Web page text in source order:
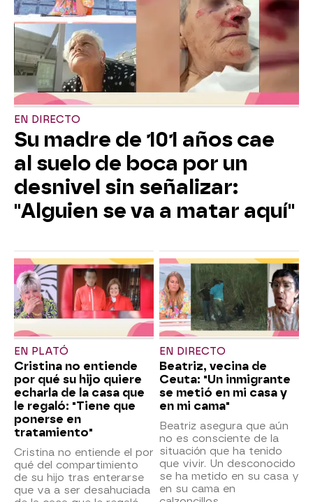
EN DIRECTO
Su madre de 101 años cae
al suelo de boca por un
desnivel sin señalizar:
"Alguien se va a matar aquí"
EN PLATÓ
Cristina no entiende
por qué su hijo quiere
echarla de la casa que
le regaló: "Tiene que
ponerse en
tratamiento"
Cristina no entiende el por
qué del compartimiento
de su hijo tras enterarse
que va a ser desahuciada
EN DIRECTO
Beatriz, vecina de
Ceuta: "Un inmigrante
se metió en mi casa y
en mi cama"
Beatriz asegura que aún
no es consciente de la
situación que ha tenido
que vivir. Un desconocido
se ha metido en su casa y
en su cama en